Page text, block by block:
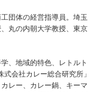
団体の経営指導員。埼玉
丸の内朝大学教授、東京
、地域的特色、レトルト
会社カレー総合研究所」
レー、カレー鍋、キーマ